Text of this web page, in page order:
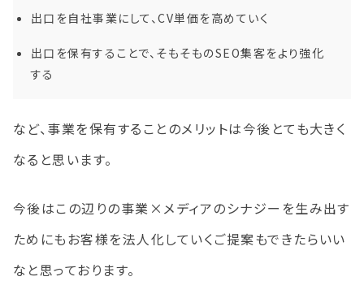
出口を自社事業にして、CV単価を高めていく
出口を保有することで、そもそものSEO集客をより強化
する
など、事業を保有することのメリットは今後とても大きく
なると思います。
今後はこの辺りの事業×メディアのシナジーを生み出す
ためにもお客様を法人化していくご提案もできたらいい
なと思っております。